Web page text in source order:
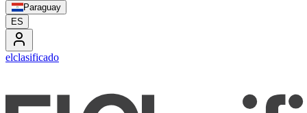
Paraguay
ES
elclasificado